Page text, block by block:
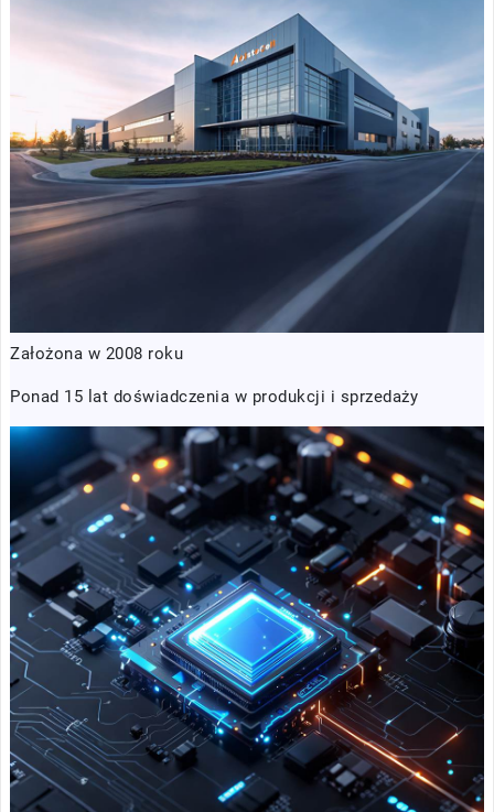
Założona w 2008 roku
Ponad 15 lat doświadczenia w produkcji i sprzedaży